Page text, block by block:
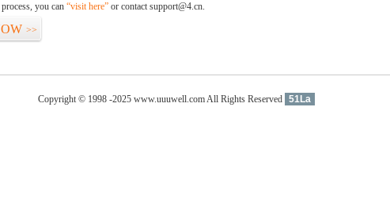
you can “visit here” or contact support@4.cn.
>>
Copyright © 1998 -2025 www.uuuwell.com All Rights Reserved 51La